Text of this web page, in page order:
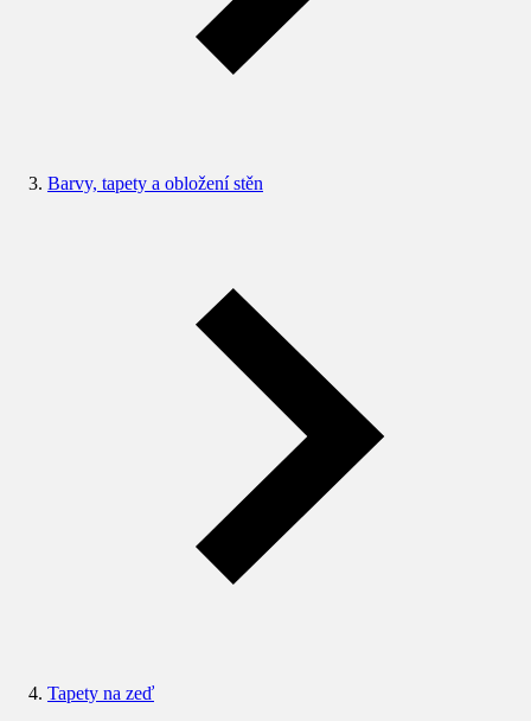
Barvy, tapety a obložení stěn
Tapety na zeď